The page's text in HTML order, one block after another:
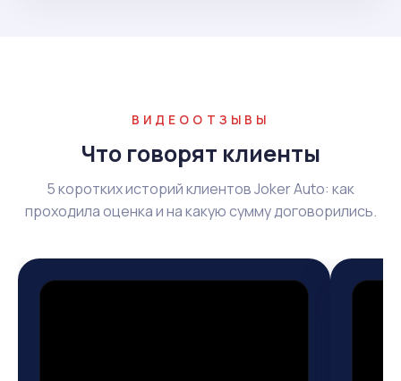
ВИДЕООТЗЫВЫ
Что говорят клиенты
5 коротких историй клиентов Joker Auto: как
проходила оценка и на какую сумму договорились.